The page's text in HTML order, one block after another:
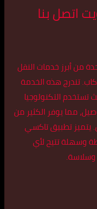
اتصل بنا
من أبرز خدمات النقل
تندرج هذه الخدمة
التكنولوجيا
مما يوفر الكثير من
يتميز تطبيق تاكسي
وسهلة تتيح لأي